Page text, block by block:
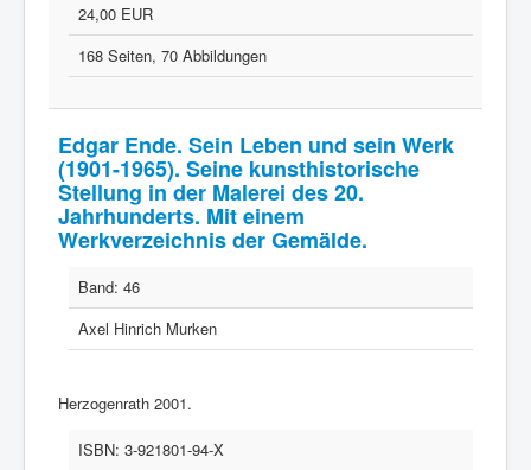
24,00 EUR
168 Seiten, 70 Abbildungen
Edgar Ende. Sein Leben und sein Werk
(1901-1965). Seine kunsthistorische
Stellung in der Malerei des 20.
Jahrhunderts. Mit einem
Werkverzeichnis der Gemälde.
Band: 46
Axel Hinrich Murken
Herzogenrath 2001.
ISBN: 3-921801-94-X